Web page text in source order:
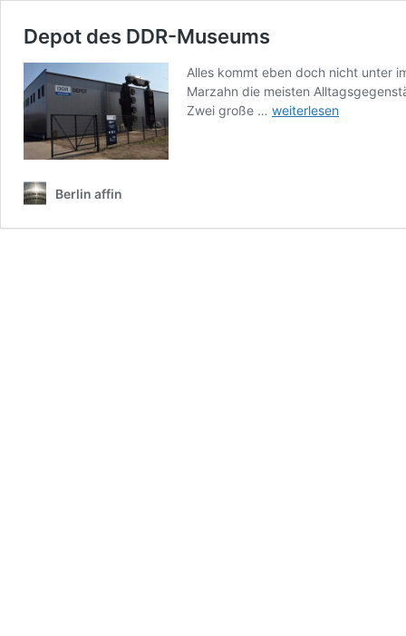
Depot des DDR-Museums
Alles kommt eben doch nicht unter
Marzahn die meisten
Zwei große … Depot
weiterlesen
Berlin affin